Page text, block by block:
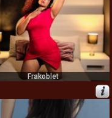
Frakoblet